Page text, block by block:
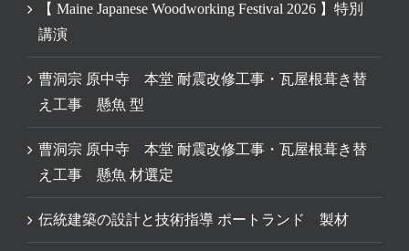
【 Maine Japanese Woodworking Festival 2026 】特別
講演
曹洞宗 原中寺 本堂 耐震改修工事・瓦屋根葺き替
え工事 懸魚 型
曹洞宗 原中寺 本堂 耐震改修工事・瓦屋根葺き替
え工事 懸魚 材選定
伝統建築の設計と技術指導 ポートランド 製材